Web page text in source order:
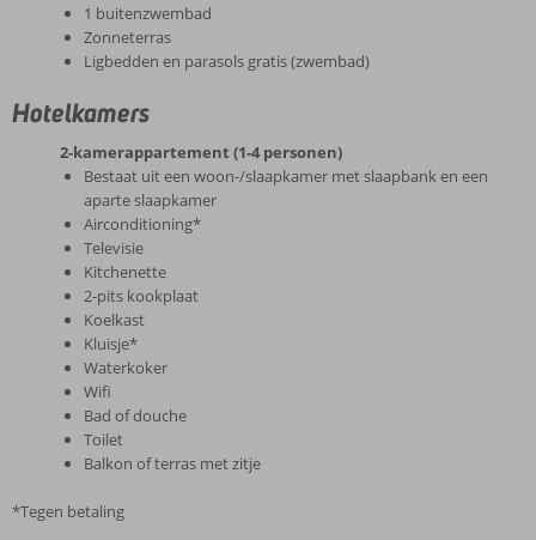
1 buitenzwembad
Zonneterras
Ligbedden en parasols gratis (zwembad)
Hotelkamers
2-kamerappartement (1-4 personen)
Bestaat uit een woon-/slaapkamer met slaapbank en een
aparte slaapkamer
Airconditioning*
Televisie
Kitchenette
2-pits kookplaat
Koelkast
Kluisje*
Waterkoker
Wifi
Bad of douche
Toilet
Balkon of terras met zitje
*Tegen betaling